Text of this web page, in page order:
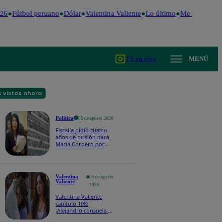
Fútbol peruano Dólar Valentina Valiente Lo último Me Caigo de
TV en vivo MENÚ
vistos ahora
Política 05 de agosto 2026
Fiscalía pidió cuatro
años de prisión para
María Cordero por
Valentina
Valiente
05 de agosto
2026
Valentina Valiente
capítulo 108:
¡Alejandro consuela a